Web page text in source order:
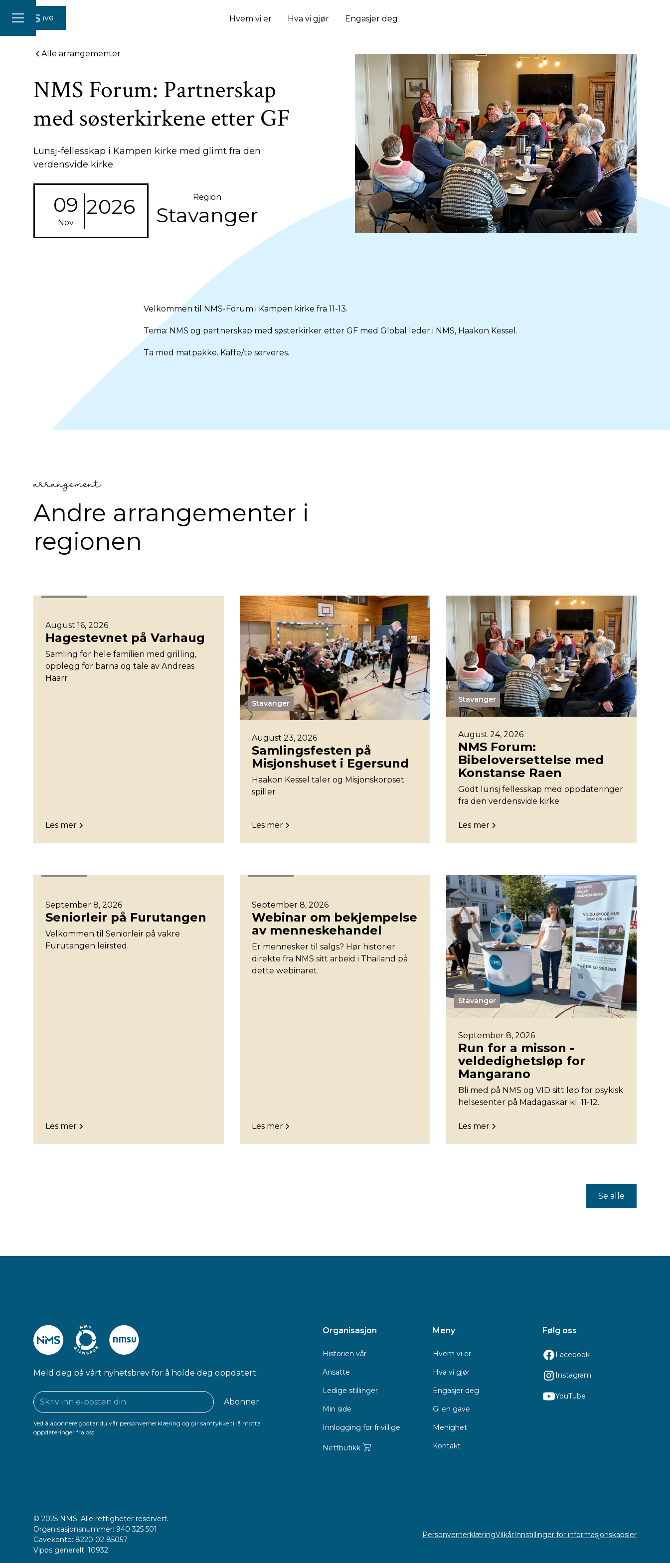
Hvem vi er Hva vi gjør Engasjer deg
Gi en gave
Alle arrangementer
NMS Forum: Partnerskap
med søsterkirkene etter GF
Lunsj-fellesskap i Kampen kirke med glimt fra den
verdensvide kirke
09
Nov
2026 Region
Stavanger
Velkommen til NMS-Forum i Kampen kirke fra 11-13.
Tema: NMS og partnerskap med søsterkirker etter GF med Global leder i NMS, Haakon Kessel.
Ta med matpakke. Kaffe/te serveres.
arrangement
Andre arrangementer i
regionen
August 16, 2026
Hagestevnet på Varhaug
Samling for hele familien med grilling,
opplegg for barna og tale av Andreas
Haarr
Les mer
Stavanger
August 23, 2026
Samlingsfesten på
Misjonshuset i Egersund
Haakon Kessel taler og Misjonskorpset
spiller
Les mer
Stavanger
August 24, 2026
NMS Forum:
Bibeloversettelse med
Konstanse Raen
Godt lunsj fellesskap med oppdateringer
fra den verdensvide kirke
Les mer
September 8, 2026
Seniorleir på Furutangen
Velkommen til Seniorleir på vakre
Furutangen leirsted.
Les mer
September 8, 2026
Webinar om bekjempelse
av menneskehandel
Er mennesker til salgs? Hør historier
direkte fra NMS sitt arbeid i Thailand på
dette webinaret.
Les mer
Stavanger
September 8, 2026
Run for a misson -
veldedighetsløp for
Mangarano
Bli med på NMS og VID sitt løp for psykisk
helsesenter på Madagaskar kl. 11-12.
Les mer
Se alle
Meld deg på vårt nyhetsbrev for å holde deg oppdatert.
Ved å abonnere godtar du vår personvernerklæring og gir samtykke til å motta
oppdateringer fra oss.
Organisasjon
Historien vår
Ansatte
Ledige stillinger
Min side
Innlogging for frivillige
Nettbutikk
Meny
Hvem vi er
Hva vi gjør
Engasjer deg
Gi en gave
Menighet
Kontakt
Følg oss
Facebook
Instagram
YouTube
© 2025 NMS. Alle rettigheter reservert.
Organisasjonsnummer: 940 325 501
Gavekonto: 8220 02 85057
Vipps generelt: 10932
PersonvernerklæringVilkårInnstillinger for informasjonskapsler